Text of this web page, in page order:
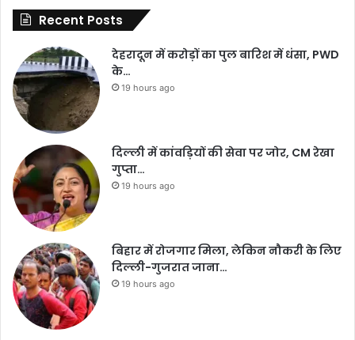
Recent Posts
देहरादून में करोड़ों का पुल बारिश में धंसा, PWD
के…
19 hours ago
दिल्ली में कांवड़ियों की सेवा पर जोर, CM रेखा
गुप्ता…
19 hours ago
बिहार में रोजगार मिला, लेकिन नौकरी के लिए
दिल्ली-गुजरात जाना…
19 hours ago